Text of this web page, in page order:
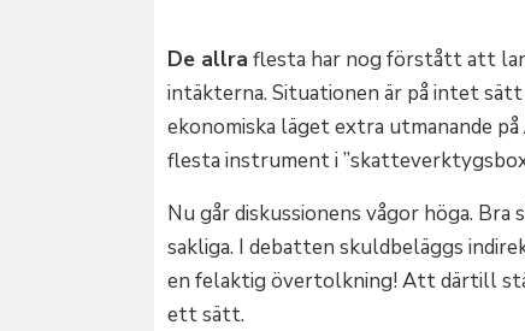
De allra flesta har nog förstått att
intäkterna. Situationen är på intet sätt
ekonomiska läget extra utmanande
flesta instrument i
Nu går diskussionens vågor höga.
sakliga. I debatten skuldbeläggs
en felaktig övertolkning! Att därtill
ett sätt.